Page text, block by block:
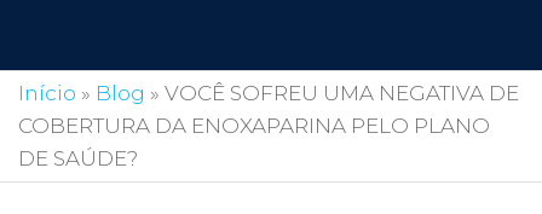
Início » Blog » VOCÊ SOFREU UMA NEGATIVA DE
COBERTURA DA ENOXAPARINA PELO PLANO
DE SAÚDE?